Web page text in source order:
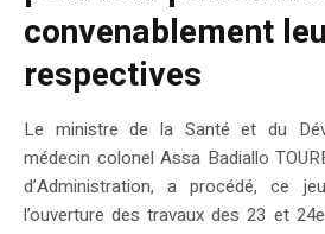
convenablement
respectives
Le ministre de la Santé et du
médecin colonel Assa Badiallo
d’Administration, a procédé, ce
l’ouverture des travaux des 23 et